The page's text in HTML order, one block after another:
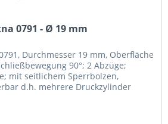
0791 - Ø 19 mm
Durchmesser 19 mm, Oberfläche
90°; 2 Abzüge;
mit seitlichem Sperrbolzen,
d.h. mehrere Druckzylinder